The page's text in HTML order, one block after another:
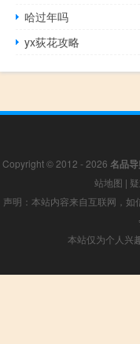
哈过年吗
yx荻花攻略
Copyright © 2012 - 2026 名品
站地图 |
声明：本站内容来自互联网，
本站仅为个人兴